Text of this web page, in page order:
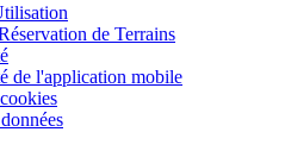
de Terrains
de l'application mobile